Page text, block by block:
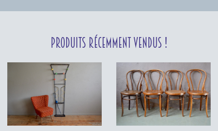
Produits récemment vendus !